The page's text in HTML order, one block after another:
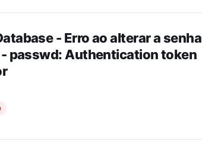
- Erro ao alterar a senha
- passwd: Authentication token